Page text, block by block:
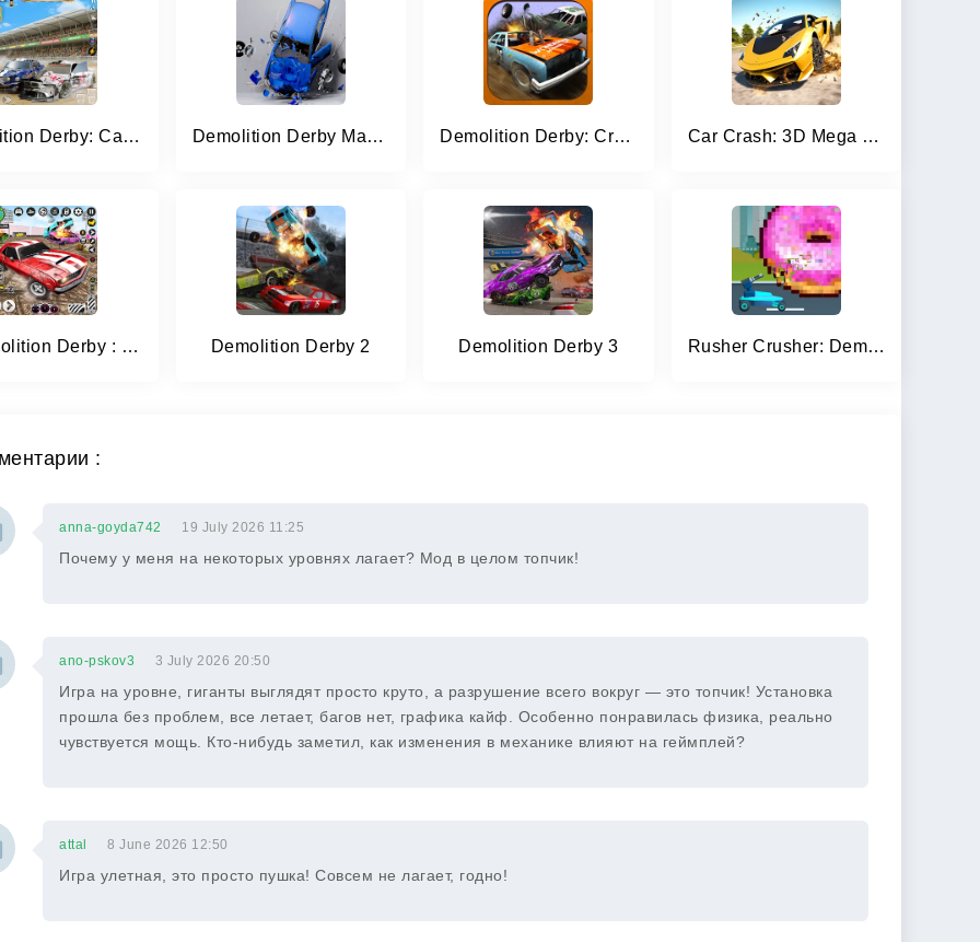
Demolition Derby: Car Games Demolition Derby Mad Car Crash Demolition Derby: Crash Racing Car Crash: 3D Mega Demolition
X Demolition Derby : Car Games Demolition Derby 2 Demolition Derby 3 Rusher Crusher: Demolition!
:
anna-goyda742 19 July 2026 11:25
Почему у меня на некоторых уровнях лагает? Мод в целом топчик!
ano-pskov3 3 July 2026 20:50
Игра на уровне, гиганты выглядят просто круто, а разрушение всего вокруг — это топчик! Установка
прошла без проблем, все летает, багов нет, графика кайф. Особенно понравилась физика, реально
чувствуется мощь. Кто-нибудь заметил, как изменения в механике влияют на геймплей?
attal 8 June 2026 12:50
Игра улетная, это просто пушка! Совсем не лагает, годно!